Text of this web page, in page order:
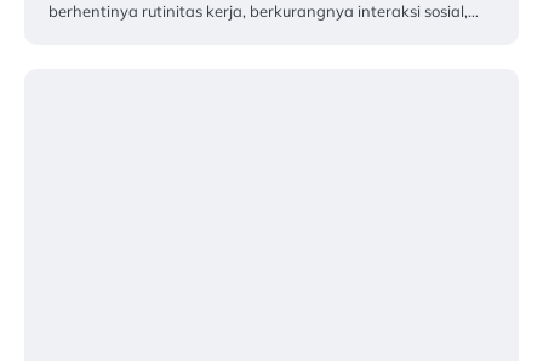
berhentinya rutinitas kerja, berkurangnya interaksi sosial,…